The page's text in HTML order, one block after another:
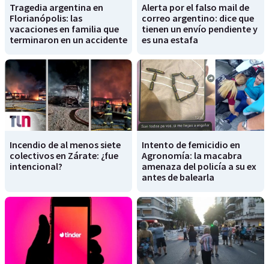
Tragedia argentina en
Florianópolis: las
vacaciones en familia que
terminaron en un accidente
Alerta por el falso mail de
correo argentino: dice que
tienen un envío pendiente y
es una estafa
Incendio de al menos siete
colectivos en Zárate: ¿fue
intencional?
Intento de femicidio en
Agronomía: la macabra
amenaza del policía a su ex
antes de balearla